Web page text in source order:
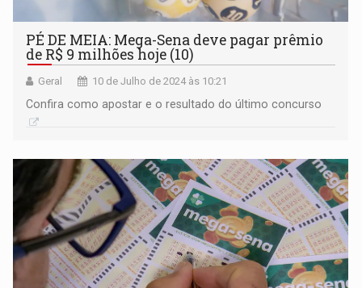
PÉ DE MEIA: Mega-Sena deve pagar prêmio
de R$ 9 milhões hoje (10)
Geral 10 de Julho de 2024 às 10:21
Confira como apostar e o resultado do último concurso